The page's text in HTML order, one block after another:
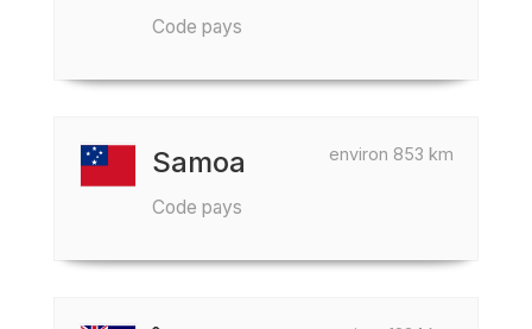
Code pays
environ 853 km
Samoa
Code pays